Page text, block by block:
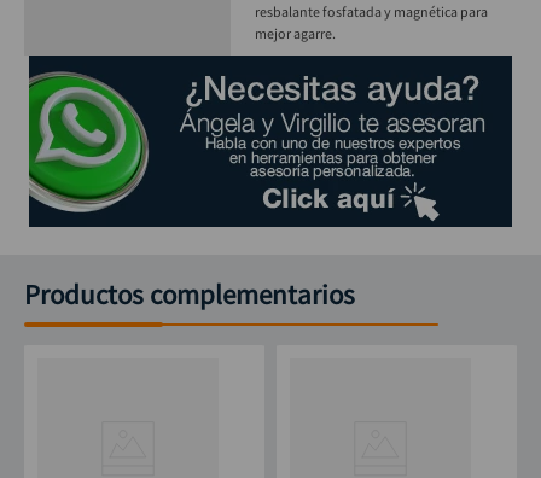
resbalante fosfatada y magnética para
mejor agarre.
Productos complementarios